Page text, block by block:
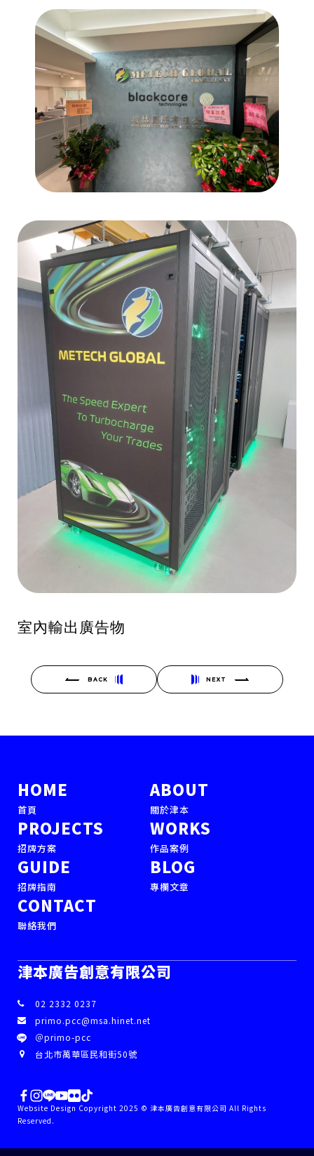
室內輸出廣告物
BACK NEXT
津本廣告創意有限公司
02 2332 0237
primo.pcc@msa.hinet.net
＠primo-pcc
台北市萬華區民和街50號
HOME
首頁
ABOUT
關於津本
PROJECTS
招牌方案
WORKS
作品案例
GUIDE
招牌指南
BLOG
專欄文章
CONTACT
聯絡我們
Website Design Copyright 2025 © 津本廣告創意有限公司 All Rights
Reserved.